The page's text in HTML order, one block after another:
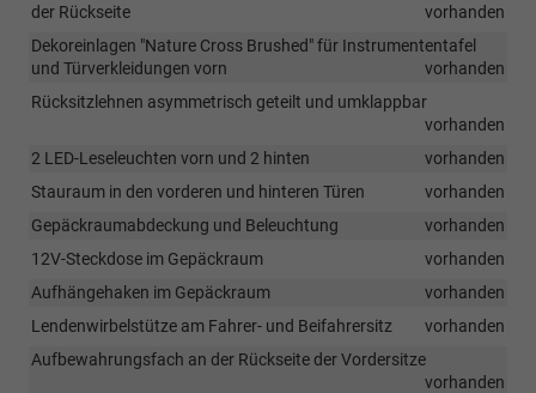
der Rückseite
vorhanden
Dekoreinlagen "Nature Cross Brushed" für Instrumententafel
und Türverkleidungen vorn
vorhanden
Rücksitzlehnen asymmetrisch geteilt und umklappbar
vorhanden
2 LED-Leseleuchten vorn und 2 hinten
vorhanden
Stauraum in den vorderen und hinteren Türen
vorhanden
Gepäckraumabdeckung und Beleuchtung
vorhanden
12V-Steckdose im Gepäckraum
vorhanden
Aufhängehaken im Gepäckraum
vorhanden
Lendenwirbelstütze am Fahrer- und Beifahrersitz
vorhanden
Aufbewahrungsfach an der Rückseite der Vordersitze
vorhanden